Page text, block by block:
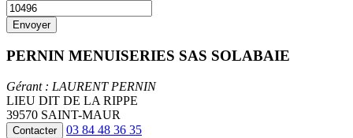
PERNIN MENUISERIES SAS SOLABAIE
Gérant : LAURENT PERNIN
LIEU DIT DE LA RIPPE
39570 SAINT-MAUR
Contacter 03 84 48 36 35